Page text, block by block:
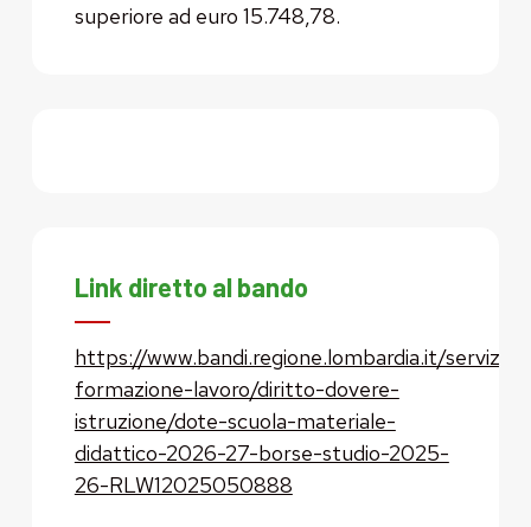
superiore ad euro 15.748,78.
Link diretto al bando
https://www.bandi.regione.lombardia.it/
formazione-lavoro/diritto-dovere-
istruzione/dote-scuola-materiale-
didattico-2026-27-borse-studio-2025-
26-RLW12025050888